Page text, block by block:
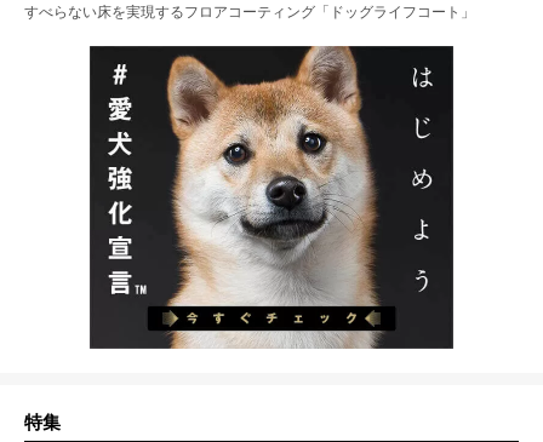
すべらない床を実現するフロアコーティング「ドッグライフコート」
特集